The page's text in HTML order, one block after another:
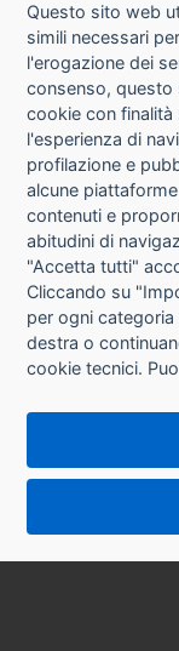
Questo sito web
simili necessari
l'erogazione dei
consenso, questo
cookie con
l'esperienza di
profilazione e
alcune
contenuti e
abitudini di
"Accetta tutti"
Cliccando su
per ogni
destra o
cookie tecnici.
che si trova in
informazioni